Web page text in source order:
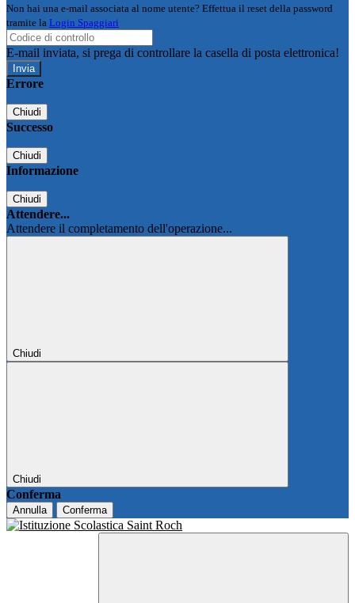
Non hai una e-mail associata al nome utente? Effettua il reset della password
tramite la Login Spaggiari
E-mail inviata, si prega di controllare la casella di posta elettronica!
Errore
Chiudi
Successo
Chiudi
Informazione
Chiudi
Attendere...
Attendere il completamento dell'operazione...
Chiudi
Chiudi
Conferma
Annulla Conferma